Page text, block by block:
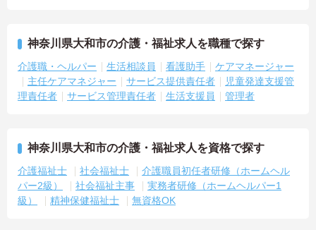
神奈川県大和市の介護・福祉求人を職種で探す
介護職・ヘルパー 生活相談員 看護助手
ケアマネージャー
主任ケアマネジャー
サービス提供責任者
児童発達支援管
理責任者
サービス管理責任者 生活支援員 管理者
神奈川県大和市の介護・福祉求人を資格で探す
介護福祉士 社会福祉士
介護職員初任者研修（ホームヘル
パー2級）
社会福祉主事
実務者研修（ホームヘルパー1
級）
精神保健福祉士 無資格OK